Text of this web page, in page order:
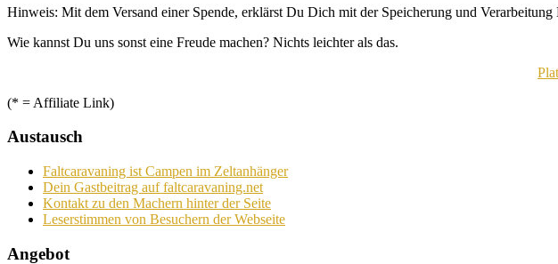
Hinweis: Mit dem Versand einer Spende, erklärst Du Dich mit der Speicherung und
Wie kannst Du uns sonst eine Freude machen? Nichts leichter als das.
(* = Affiliate Link)
Austausch
Faltcaravaning ist Campen im Zeltanhänger
Dein Gastbeitrag auf faltcaravaning.net
Kontakt zu den Machern hinter der Seite
Leserstimmen von Besuchern der Webseite
Angebot